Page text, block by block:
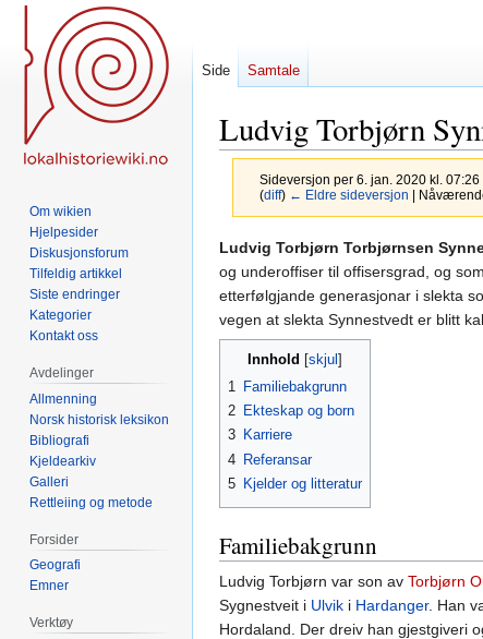
Ludvig Torbjørn
Sideversjon per 6. jan. 2020 kl. 07:26
(diff) ← Eldre sideversjon |
Hopp
til
navigering
Hopp
til
søk
Ludvig Torbjørn Torbjørnsen
og underoffiser til offisersgrad, og
etterfølgjande generasjonar i slekta
vegen at slekta Synnestvedt er blitt
Innhold
1
Familiebakgrunn
2 Ekteskap og born
3 Karriere
4 Referansar
5 Kjelder og litteratur
Familiebakgrunn
Ludvig Torbjørn var son av Torbjørn
Sygnestveit i Ulvik i Hardanger. Han
Hordaland. Der dreiv han gjestgiveri
Side Samtale
Om wikien
Hjelpesider
Diskusjonsforum
Tilfeldig artikkel
Siste endringer
Kategorier
Kontakt oss
Avdelinger
Allmenning
Norsk historisk leksikon
Bibliografi
Kjeldearkiv
Galleri
Rettleiing og metode
Forsider
Geografi
Emner
Verktøy